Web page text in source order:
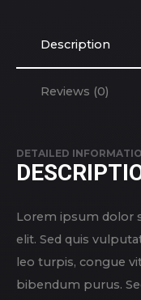
Description
Reviews (0)
DETAILED
Lorem ipsum dolor
elit. Sed quis
leo turpis, congue
bibendum purus.